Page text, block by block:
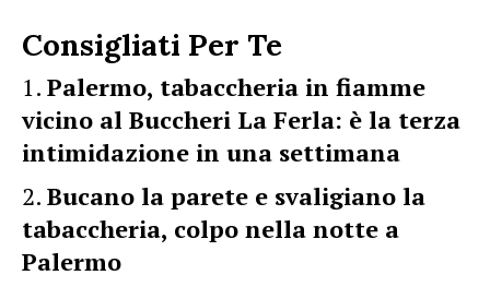
Consigliati Per Te
Palermo, tabaccheria in fiamme
vicino al Buccheri La Ferla: è la terza
intimidazione in una settimana
Bucano la parete e svaligiano la
tabaccheria, colpo nella notte a
Palermo